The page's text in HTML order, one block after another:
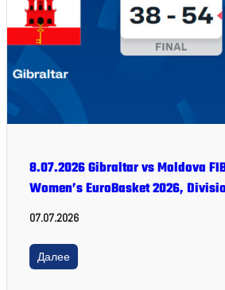
8.07.2026 Gibraltar vs Moldova
Women’s EuroBasket 2026,
07.07.2026
Далее